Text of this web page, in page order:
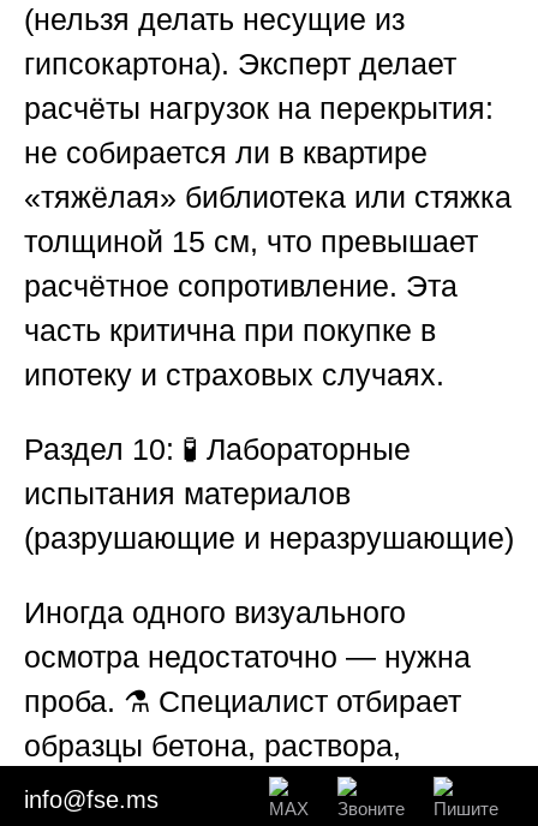
(нельзя делать несущие из
гипсокартона). Эксперт делает
расчёты нагрузок на перекрытия:
не собирается ли в квартире
«тяжёлая» библиотека или стяжка
толщиной 15 см, что превышает
расчётное сопротивление. Эта
часть критична при покупке в
ипотеку и страховых случаях.
Раздел 10: 🧪 Лабораторные
испытания материалов
(разрушающие и неразрушающие)
Иногда одного визуального
осмотра недостаточно — нужна
проба. ⚗️ Специалист отбирает
образцы бетона, раствора,
древесины, лакокрасочных
info@fse.ms